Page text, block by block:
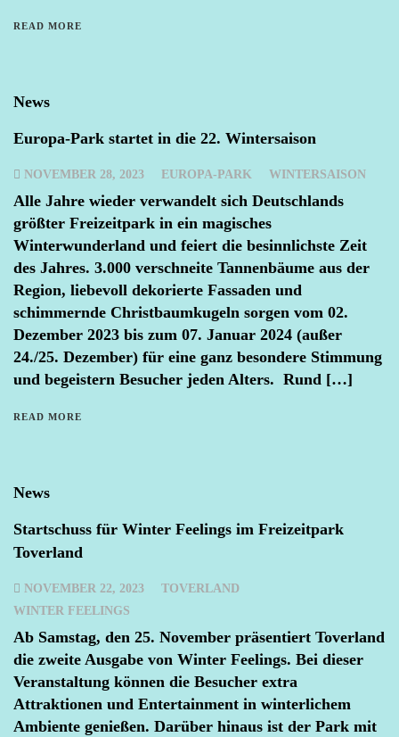
READ MORE
News
Europa-Park startet in die 22. Wintersaison
NOVEMBER 28, 2023 EUROPA-PARK WINTERSAISON
Alle Jahre wieder verwandelt sich Deutschlands
größter Freizeitpark in ein magisches
Winterwunderland und feiert die besinnlichste Zeit
des Jahres. 3.000 verschneite Tannenbäume aus der
Region, liebevoll dekorierte Fassaden und
schimmernde Christbaumkugeln sorgen vom 02.
Dezember 2023 bis zum 07. Januar 2024 (außer
24./25. Dezember) für eine ganz besondere Stimmung
und begeistern Besucher jeden Alters. Rund […]
READ MORE
News
Startschuss für Winter Feelings im Freizeitpark
Toverland
NOVEMBER 22, 2023
TOVERLAND
WINTER FEELINGS
Ab Samstag, den 25. November präsentiert Toverland
die zweite Ausgabe von Winter Feelings. Bei dieser
Veranstaltung können die Besucher extra
Attraktionen und Entertainment in winterlichem
Ambiente genießen. Darüber hinaus ist der Park mit